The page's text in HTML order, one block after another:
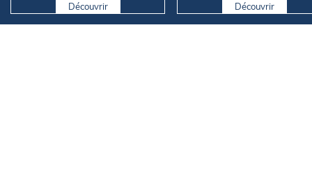
Découvrir Découvrir